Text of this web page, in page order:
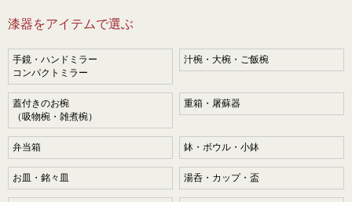
漆器をアイテムで選ぶ
手鏡・ハンドミラー
コンパクトミラー
汁椀・大椀・ご飯椀
蓋付きのお椀
（吸物椀・雑煮椀）
重箱・屠蘇器
弁当箱 鉢・ボウル・小鉢
お皿・銘々皿 湯呑・カップ・盃